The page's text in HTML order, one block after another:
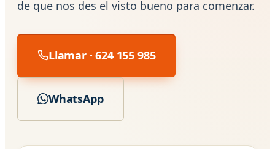
de que nos des el visto bueno para comenzar.
Llamar · 624 155 985
WhatsApp